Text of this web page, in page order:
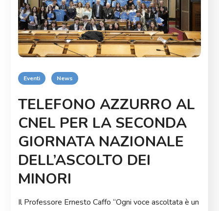
Eventi News
TELEFONO AZZURRO AL
CNEL PER LA SECONDA
GIORNATA NAZIONALE
DELL’ASCOLTO DEI
MINORI
Il Professore Ernesto Caffo “Ogni voce ascoltata è un